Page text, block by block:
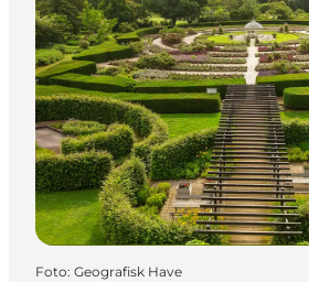
Foto: Geografisk Have